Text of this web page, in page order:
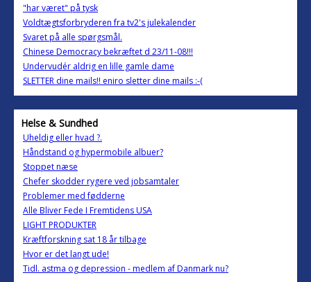
"har været" på tysk
Voldtægtsforbryderen fra tv2's julekalender
Svaret på alle spørgsmål.
Chinese Democracy bekræftet d 23/11-08!!!
Undervudér aldrig en lille gamle dame
SLETTER dine mails!! eniro sletter dine mails :-(
Helse & Sundhed
Uheldig eller hvad ?.
Håndstand og hypermobile albuer?
Stoppet næse
Chefer skodder rygere ved jobsamtaler
Problemer med fødderne
Alle Bliver Fede I Fremtidens USA
LIGHT PRODUKTER
Kræftforskning sat 18 år tilbage
Hvor er det langt ude!
Tidl. astma og depression - medlem af Danmark nu?